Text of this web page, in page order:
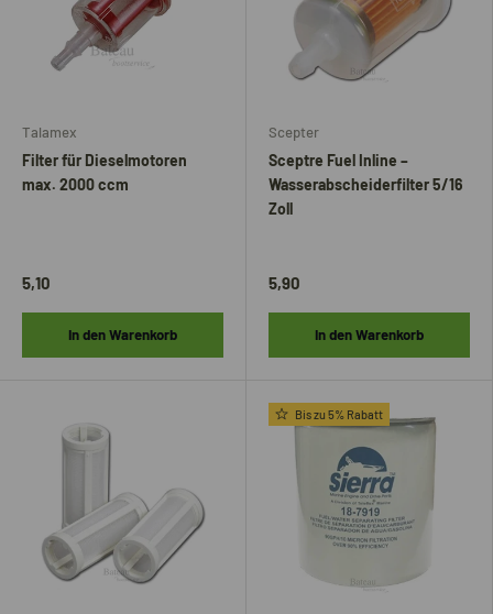
Talamex
Filter für Dieselmotoren
max. 2000 ccm
5,10
In den Warenkorb
Scepter
Sceptre Fuel Inline –
Wasserabscheiderfilter 5/16
Zoll
5,90
In den Warenkorb
Bis zu 5% Rabatt